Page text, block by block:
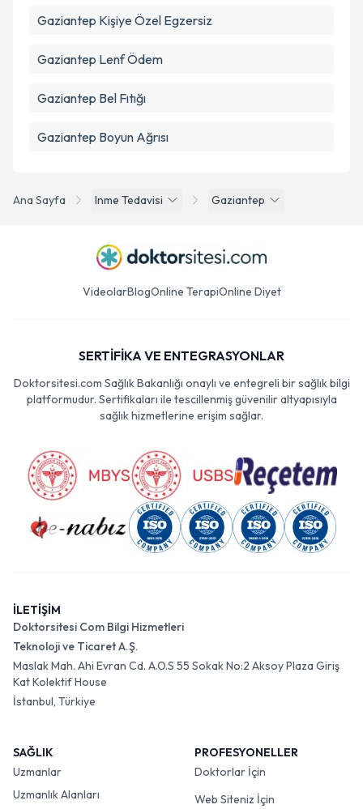
Ana Sayfa Inme Tedavisi Gaziantep
Gaziantep Kişiye Özel Egzersiz
Gaziantep Lenf Ödem
Gaziantep Bel Fıtığı
Gaziantep Boyun Ağrısı
VideolarBlogOnline TerapiOnline Diyet
SERTİFİKA VE ENTEGRASYONLAR
Doktorsitesi.com Sağlık Bakanlığı onaylı ve entegreli bir sağlık bilgi
platformudur. Sertifikaları ile tescillenmiş güvenilir altyapısıyla
sağlık hizmetlerine erişim sağlar.
İLETİŞİM
Doktorsitesi Com Bilgi Hizmetleri
Teknoloji ve Ticaret A.Ş.
Maslak Mah. Ahi Evran Cd. A.O.S 55 Sokak No:2 Aksoy Plaza Giriş
Kat Kolektif House
İstanbul, Türkiye
SAĞLIK
Uzmanlar
Uzmanlık Alanları
PROFESYONELLER
Doktorlar İçin
Web Siteniz İçin